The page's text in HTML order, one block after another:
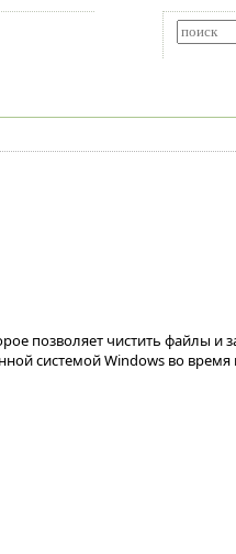
позволяет чистить файлы и
системой Windows во время